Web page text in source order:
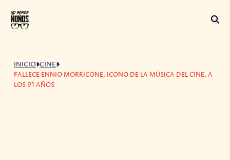
INICIO CINE
FALLECE ENNIO MORRICONE, ICONO DE LA MÚSICA DEL CINE, A
LOS 91 AÑOS